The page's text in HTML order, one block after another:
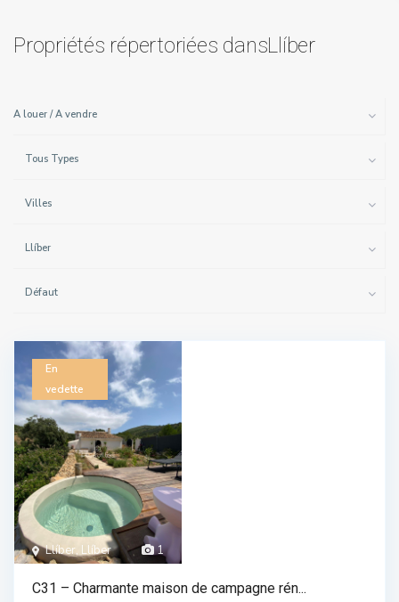
Propriétés répertoriées dansLlíber
A louer / A vendre
Tous Types
Villes
Llíber
Défaut
1
Llíber, Llíber
En
vedette
C31 – Charmante maison de campagne rén...